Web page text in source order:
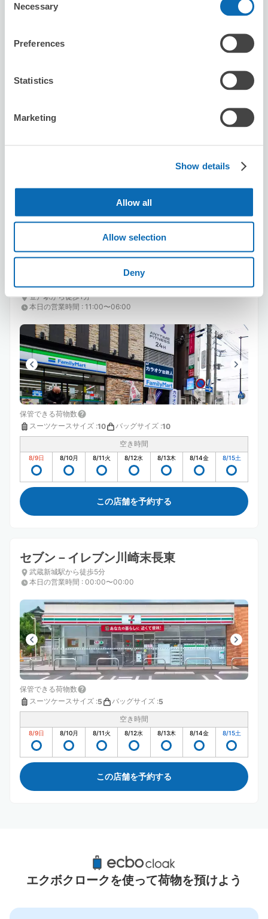
Selection
Necessary
Preferences
Statistics
Marketing
Show details
Allow all
Allow selection
Deny
セブン－イレブン川崎登戸駅前
この店舗を予約する
カラオケの鉄人 登戸店
登戸駅から徒歩1分
本日の営業時間 : 11:00〜06:00
保管できる荷物数
スーツケースサイズ :10 バッグサイズ :10
空き時間
8/9日 8/10月 8/11火 8/12水 8/13木 8/14金 8/15土
この店舗を予約する
セブン－イレブン川崎末長東
武蔵新城駅から徒歩5分
本日の営業時間 : 00:00〜00:00
保管できる荷物数
スーツケースサイズ :5 バッグサイズ :5
空き時間
8/9日 8/10月 8/11火 8/12水 8/13木 8/14金 8/15土
この店舗を予約する
鷺沼駅周辺のおすすめコインロッカー
0件
エクボクロークを使って荷物を預けよう